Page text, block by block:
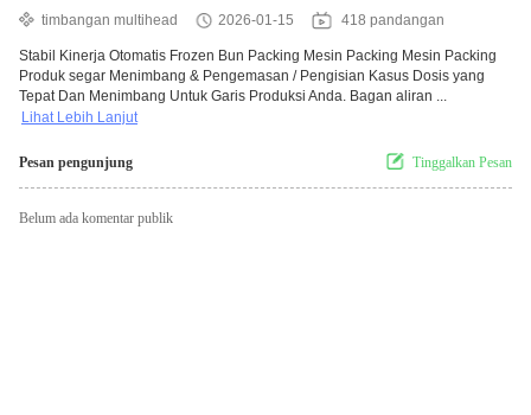
timbangan multihead
2026-01-15 418 pandangan
Stabil Kinerja Otomatis Frozen Bun Packing Mesin Packing Mesin Packing
Produk segar Menimbang & Pengemasan / Pengisian Kasus Dosis yang
Tepat Dan Menimbang Untuk Garis Produksi Anda. Bagan aliran ...
Lihat Lebih Lanjut
Pesan pengunjung Tinggalkan Pesan
Belum ada komentar publik